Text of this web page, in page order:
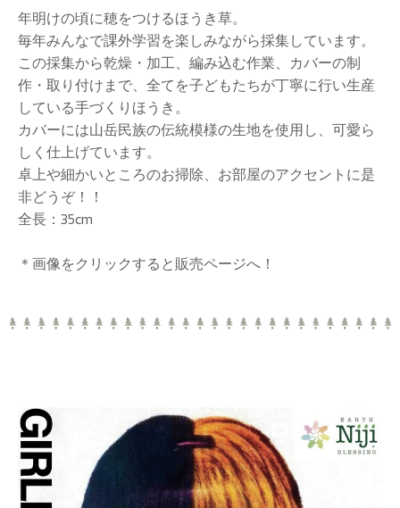
年明けの頃に穂をつけるほうき草。
毎年みんなで課外学習を楽しみながら採集しています。
この採集から乾燥・加工、編み込む作業、カバーの制
作・取り付けまで、全てを子どもたちが丁寧に行い生産
している手づくりほうき。
カバーには山岳民族の伝統模様の生地を使用し、可愛ら
しく仕上げています。
卓上や細かいところのお掃除、お部屋のアクセントに是
非どうぞ！！
全長：35cm
＊画像をクリックすると販売ページへ！